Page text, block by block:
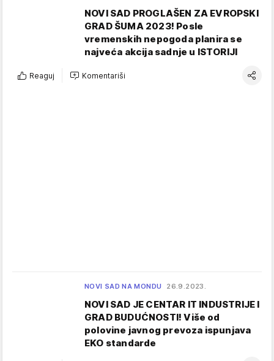
NOVI SAD PROGLAŠEN ZA EVROPSKI
GRAD ŠUMA 2023! Posle
vremenskih nepogoda planira se
najveća akcija sadnje u ISTORIJI
Reaguj Komentariši
NOVI SAD NA MONDU 26.9.2023.
NOVI SAD JE CENTAR IT INDUSTRIJE I
GRAD BUDUĆNOSTI! Više od
polovine javnog prevoza ispunjava
EKO standarde